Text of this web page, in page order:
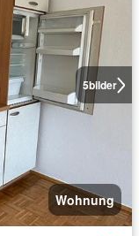
5bilder
Wohnung